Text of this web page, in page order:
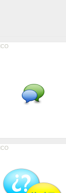
ICO
ICO